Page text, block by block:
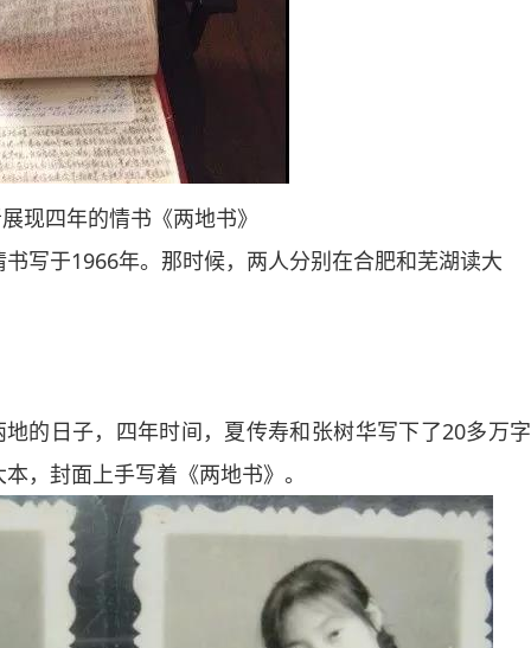
四年的情书《两地书》
于1966年。那时候，两人分别在合肥和芜湖读大
日子，四年时间，夏传寿和张树华写下了20多万字
，封面上手写着《两地书》。